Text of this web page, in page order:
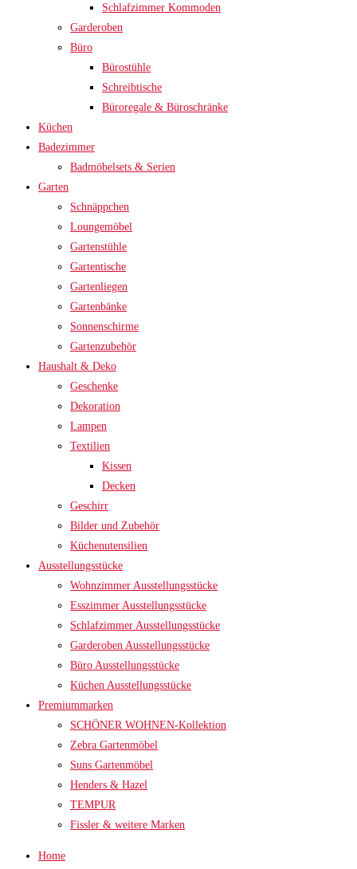
Schlafzimmer Kommoden
Garderoben
Büro
Bürostühle
Schreibtische
Büroregale & Büroschränke
Küchen
Badezimmer
Badmöbelsets & Serien
Garten
Schnäppchen
Loungemöbel
Gartenstühle
Gartentische
Gartenliegen
Gartenbänke
Sonnenschirme
Gartenzubehör
Haushalt & Deko
Geschenke
Dekoration
Lampen
Textilien
Kissen
Decken
Geschirr
Bilder und Zubehör
Küchenutensilien
Ausstellungsstücke
Wohnzimmer Ausstellungsstücke
Esszimmer Ausstellungsstücke
Schlafzimmer Ausstellungsstücke
Garderoben Ausstellungsstücke
Büro Ausstellungsstücke
Küchen Ausstellungsstücke
Premiummarken
SCHÖNER WOHNEN-Kollektion
Zebra Gartenmöbel
Suns Gartenmöbel
Henders & Hazel
TEMPUR
Fissler & weitere Marken
Home